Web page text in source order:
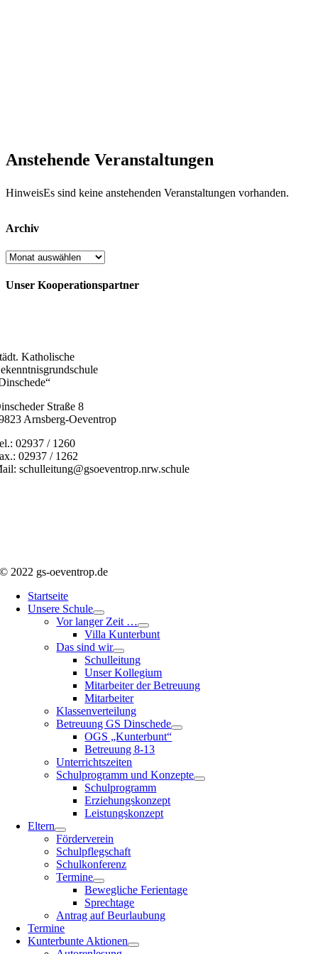
Anstehende Veranstaltungen
HinweisEs sind keine anstehenden Veranstaltungen vorhanden.
Archiv
Archiv
Unser Kooperationspartner
Katholische
Straße 8
Arnsberg-Oeventrop
02937 / 1260
02937 / 1262
schulleitung@gsoeventrop.nrw.schule
© 2022 gs-oeventrop.de
Startseite
Unsere Schule
Vor langer Zeit …
Villa Kunterbunt
Das sind wir
Schulleitung
Unser Kollegium
Mitarbeiter der Betreuung
Mitarbeiter
Klassenverteilung
Betreuung GS Dinschede
OGS „Kunterbunt“
Betreuung 8-13
Unterrichtszeiten
Schulprogramm und Konzepte
Schulprogramm
Erziehungskonzept
Leistungskonzept
Eltern
Förderverein
Schulpflegschaft
Schulkonferenz
Termine
Bewegliche Ferientage
Sprechtage
Antrag auf Beurlaubung
Termine
Kunterbunte Aktionen